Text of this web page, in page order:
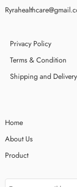
Privacy Policy
Terms & Condition
Shipping and
Home
About Us
Product